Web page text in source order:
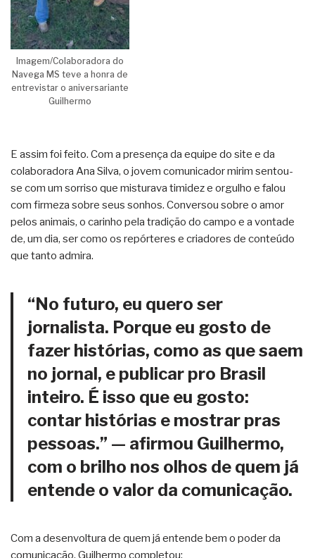
Imagem/Colaboradora do
Navega MS teve a honra de
entrevistar o aniversariante
Guilhermo
E assim foi feito. Com a presença da equipe do site e da
colaboradora Ana Silva, o jovem comunicador mirim sentou-
se com um sorriso que misturava timidez e orgulho e falou
com firmeza sobre seus sonhos. Conversou sobre o amor
pelos animais, o carinho pela tradição do campo e a vontade
de, um dia, ser como os repórteres e criadores de conteúdo
que tanto admira.
“No futuro, eu quero ser
jornalista. Porque eu gosto de
fazer histórias, como as que saem
no jornal, e publicar pro Brasil
inteiro. É isso que eu gosto:
contar histórias e mostrar pras
pessoas.” — afirmou Guilhermo,
com o brilho nos olhos de quem já
entende o valor da comunicação.
Com a desenvoltura de quem já entende bem o poder da
comunicação, Guilhermo completou: